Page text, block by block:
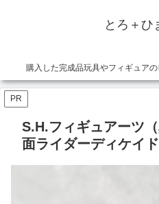
とろ＋ひ
購入した完成品玩具やフィギュア
PR
S.H.フィギュアーツ
面ライダーディケイ